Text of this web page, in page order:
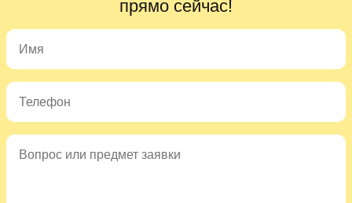
прямо сейчас!